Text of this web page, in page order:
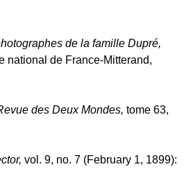
de la famille Dupré,
national de France-Mitterand,
des Deux Mondes, tome 63,
vol. 9, no. 7 (February 1, 1899):